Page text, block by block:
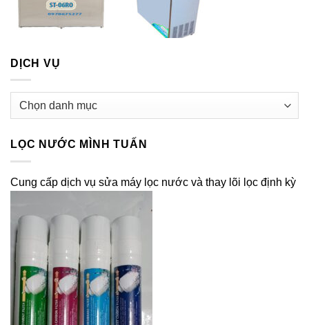
DỊCH VỤ
Dịch
LỌC NƯỚC MÌNH TUẤN
Cung cấp dịch vụ sửa máy lọc nước và thay lõi lọc định kỳ